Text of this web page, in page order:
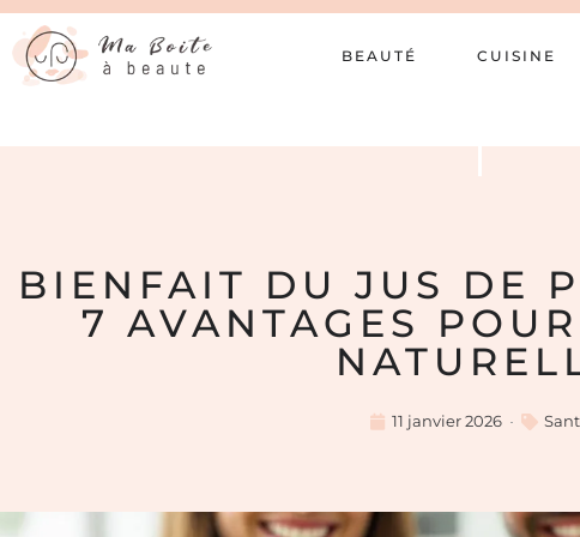
BEAUTÉ CUISINE
BIENFAIT DU JUS DE
7 AVANTAGES
11 janvier 2026